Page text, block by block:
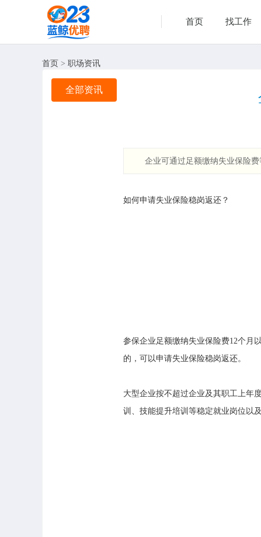
首页 找工作
首页 > 职场资讯
全部资讯
企业可通过足额缴纳失业保险
如何申请失业保险稳岗返还？
参保企业足额缴纳失业保险费12个月
的，可以申请失业保险稳岗返还。
大型企业按不超过企业及其职工上年
训、技能提升培训等稳定就业岗位以